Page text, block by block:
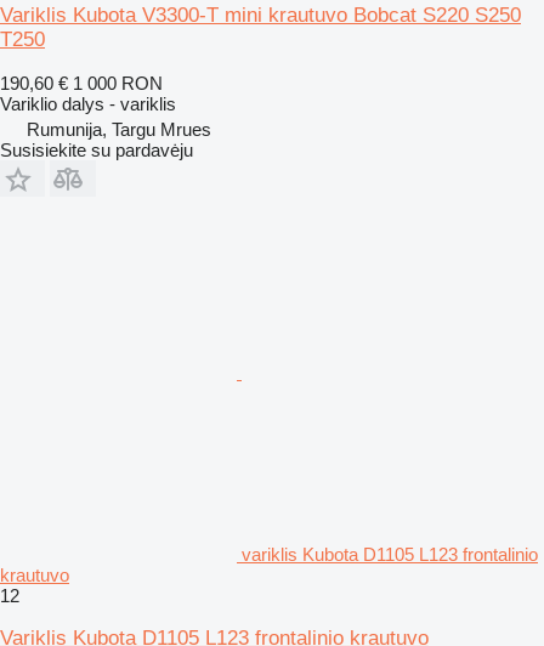
Variklis Kubota V3300-T mini krautuvo Bobcat S220 S250
T250
190,60 € 1 000 RON
Variklio dalys - variklis
Rumunija, Targu Mrues
Susisiekite su pardavėju
variklis Kubota D1105 L123 frontalinio
krautuvo
12
Variklis Kubota D1105 L123 frontalinio krautuvo